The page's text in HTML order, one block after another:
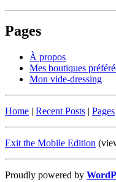
Pages
À propos
Mes boutiques
Mon vide-dressing
Home | Recent Posts | Pages
Exit the Mobile Edition
Proudly powered by